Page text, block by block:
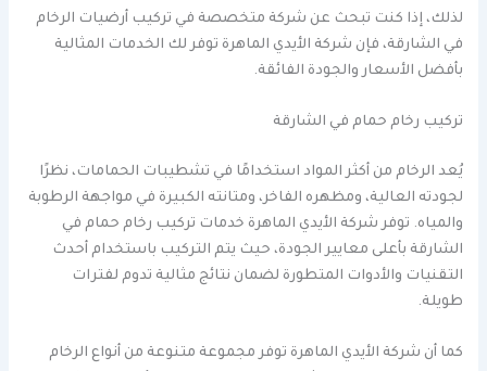
لذلك، إذا كنت تبحث عن شركة متخصصة في تركيب أرضيات الرخام
في الشارقة، فإن شركة الأيدي الماهرة توفر لك الخدمات المثالية
بأفضل الأسعار والجودة الفائقة.
تركيب رخام حمام في الشارقة
يُعد الرخام من أكثر المواد استخدامًا في تشطيبات الحمامات، نظرًا
لجودته العالية، ومظهره الفاخر، ومتانته الكبيرة في مواجهة الرطوبة
والمياه. توفر شركة الأيدي الماهرة خدمات تركيب رخام حمام في
الشارقة بأعلى معايير الجودة، حيث يتم التركيب باستخدام أحدث
التقنيات والأدوات المتطورة لضمان نتائج مثالية تدوم لفترات
طويلة.
كما أن شركة الأيدي الماهرة توفر مجموعة متنوعة من أنواع الرخام